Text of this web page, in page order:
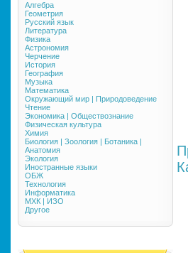
Алгебра
Геометрия
Русский язык
Литература
Физика
Астрономия
Черчение
История
География
Музыка
Математика
Окружающий мир | Природоведение
Чтение
Экономика | Обществознание
Физическая культура
Химия
Биология | Зоология | Ботаника |
Анатомия
Экология
Иностранные языки
ОБЖ
Технология
Информатика
МХК | ИЗО
Другое